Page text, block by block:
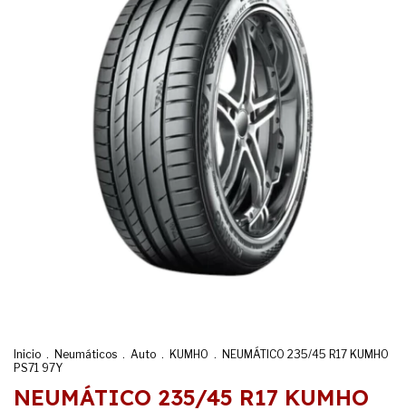
Inicio . Neumáticos . Auto . KUMHO . NEUMÁTICO 235/45 R17 KUMHO
PS71 97Y
NEUMÁTICO 235/45 R17 KUMHO